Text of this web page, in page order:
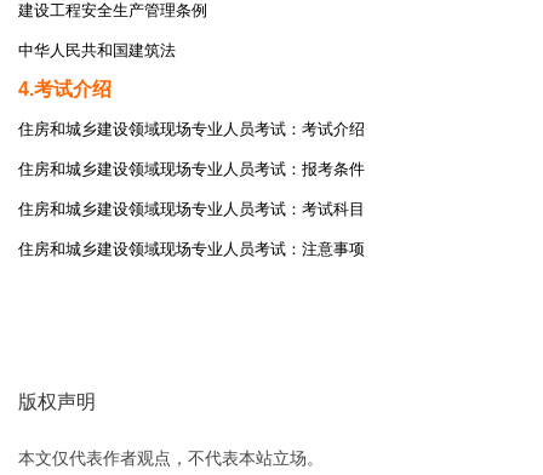
建设工程安全生产管理条例
中华人民共和国建筑法
4.考试介绍
住房和城乡建设领域现场专业人员考试：考试介绍
住房和城乡建设领域现场专业人员考试：报考条件
住房和城乡建设领域现场专业人员考试：考试科目
住房和城乡建设领域现场专业人员考试：注意事项
版权声明
本文仅代表作者观点，不代表本站立场。